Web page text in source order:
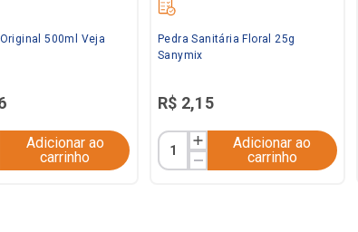
500ml Veja
Adicionar ao
carrinho
Pedra Sanitária Floral 25g
Sanymix
R$ 2,15
Adicionar ao
carrinho